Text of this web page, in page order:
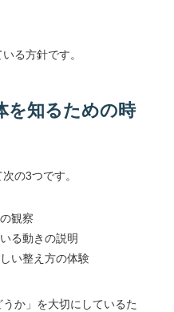
る方針です。
を知るための時
の3つです。
観察
る動きの説明
い整え方の体験
か」を大切にしているた